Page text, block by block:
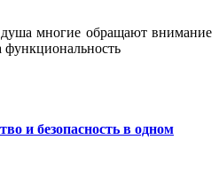
многие обращают внимание
функциональность
и безопасность в одном